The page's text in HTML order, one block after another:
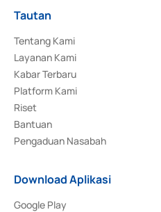
Tautan
Tentang Kami
Layanan Kami
Kabar Terbaru
Platform Kami
Riset
Bantuan
Pengaduan Nasabah
Download Aplikasi
Google Play